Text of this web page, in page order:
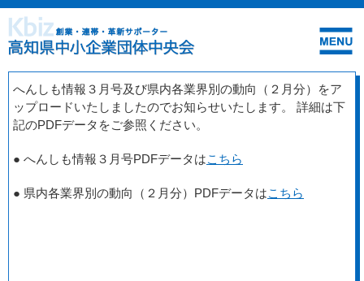
へんしも情報３月号及び県内各業界別の動向（２月分）をア
ップロードいたしましたのでお知らせいたします。 詳細は下
記のPDFデータをご参照ください。
● へんしも情報３月号PDFデータはこちら
● 県内各業界別の動向（２月分）PDFデータはこちら